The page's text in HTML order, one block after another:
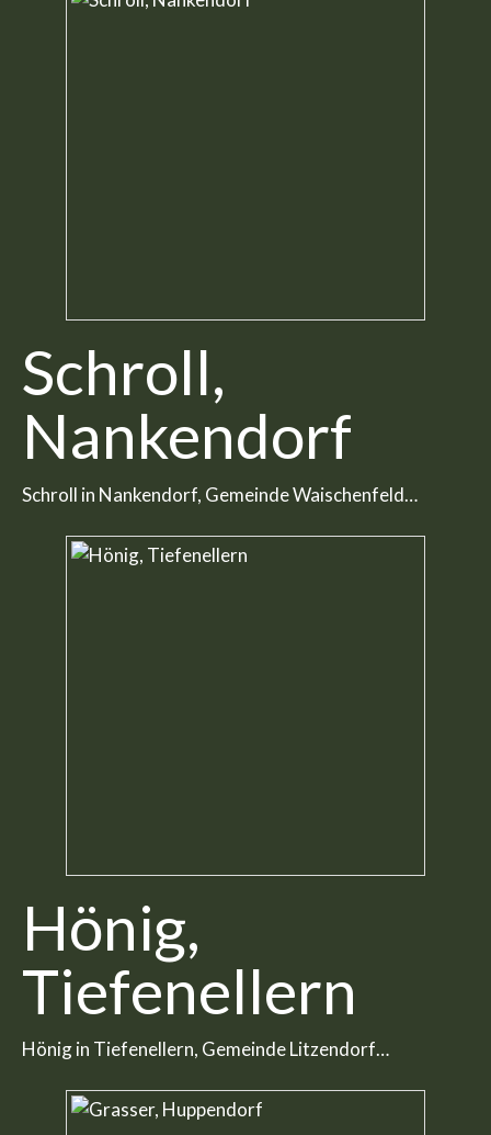
Schroll,
Nankendorf
Schroll in Nankendorf, Gemeinde Waischenfeld…
Hönig,
Tiefenellern
Hönig in Tiefenellern, Gemeinde Litzendorf…